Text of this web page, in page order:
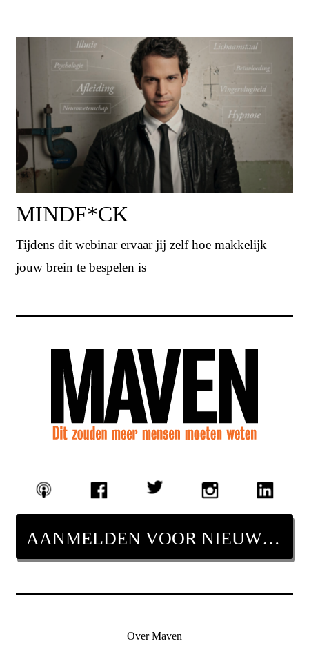
MINDF*CK
Tijdens dit webinar ervaar jij zelf hoe makkelijk
jouw brein te bespelen is
AANMELDEN VOOR NIEUWSBRIEF
Over Maven